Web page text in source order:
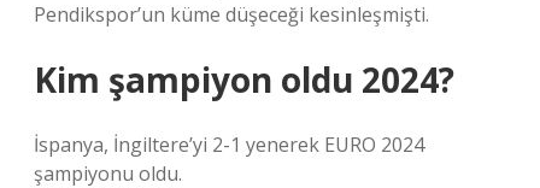
Pendikspor’un küme düşeceği kesinleşmişti.
Kim şampiyon oldu 2024?
İspanya, İngiltere’yi 2-1 yenerek EURO 2024
şampiyonu oldu.